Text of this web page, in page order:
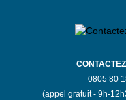
0805 80
(appel gratuit - 9h-